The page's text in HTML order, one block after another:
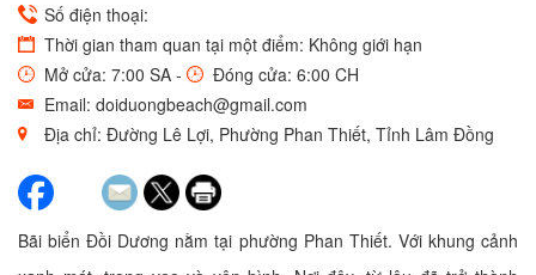
Số điện thoại:
Thời gian tham quan tại một điểm: Không giới hạn
Mở cửa: 7:00 SA -
Đóng cửa: 6:00 CH
Email: doiduongbeach@gmail.com
Địa chỉ: Đường Lê Lợi, Phường Phan Thiết, Tỉnh Lâm Đồng
Bãi biển Đồi Dương nằm tại phường Phan Thiết. Với khung cảnh